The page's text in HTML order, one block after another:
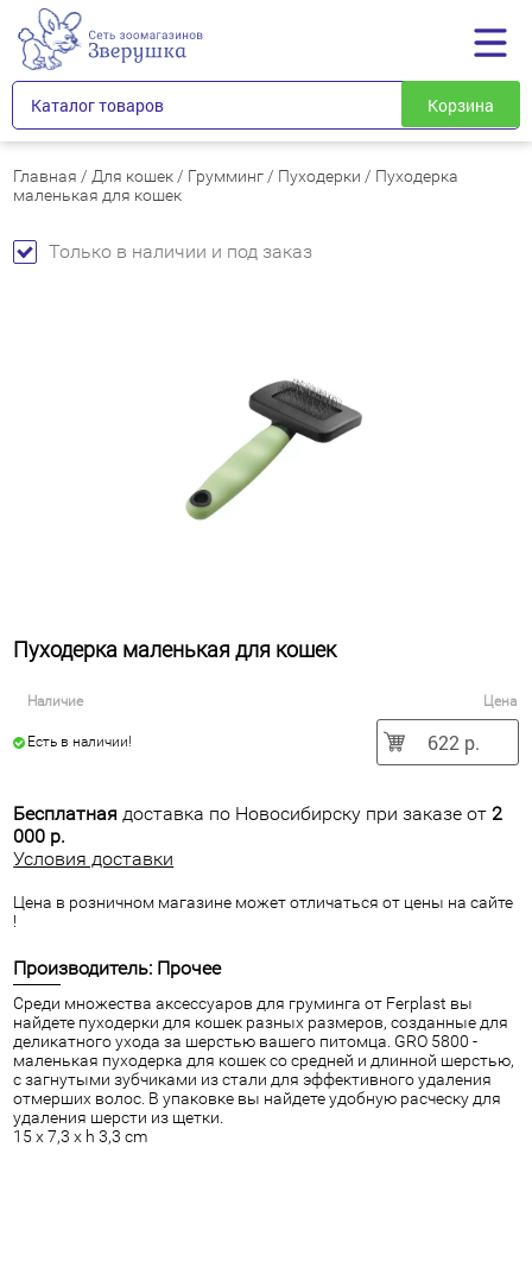
Каталог товаров Корзина
Главная / Для кошек / Грумминг / Пуходерки / Пуходерка
маленькая для кошек
Только в наличии и под заказ
Пуходерка маленькая для кошек
Наличие Цена
Есть в наличии! 622 р.
Бесплатная доставка по Новосибирску при заказе от 2
000 р.
Условия доставки
Цена в розничном магазине может отличаться от цены на сайте
!
Производитель: Прочее
Среди множества аксессуаров для груминга от Ferplast вы
найдете пуходерки для кошек разных размеров, созданные для
деликатного ухода за шерстью вашего питомца. GRO 5800 -
маленькая пуходерка для кошек со средней и длинной шерстью,
с загнутыми зубчиками из стали для эффективного удаления
отмерших волос. В упаковке вы найдете удобную расческу для
удаления шерсти из щетки.
15 x 7,3 x h 3,3 cm